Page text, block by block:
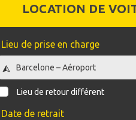
LOCATION DE
Lieu de prise en charge
Lieu de retour différent
Date de retrait